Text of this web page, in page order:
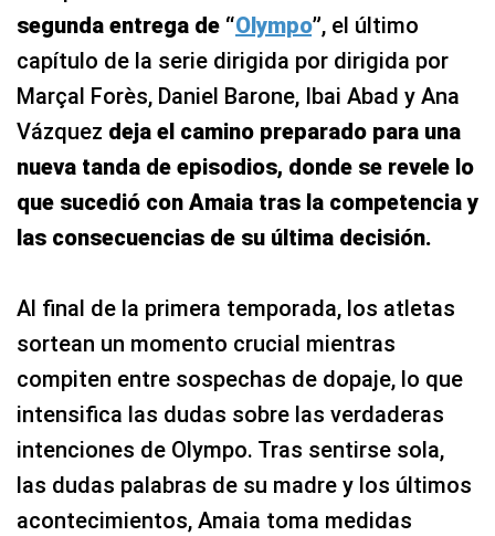
segunda entrega de “Olympo”, el último
capítulo de la serie dirigida por dirigida por
Marçal Forès, Daniel Barone, Ibai Abad y Ana
Vázquez deja el camino preparado para una
nueva tanda de episodios, donde se revele lo
que sucedió con Amaia tras la competencia y
las consecuencias de su última decisión.
Al final de la primera temporada, los atletas
sortean un momento crucial mientras
compiten entre sospechas de dopaje, lo que
intensifica las dudas sobre las verdaderas
intenciones de Olympo. Tras sentirse sola,
las dudas palabras de su madre y los últimos
acontecimientos, Amaia toma medidas